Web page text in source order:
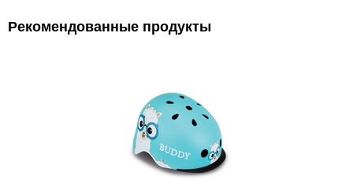
Рекомендованные продукты